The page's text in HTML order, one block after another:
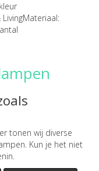
tonen wij diverse
Kun je het niet